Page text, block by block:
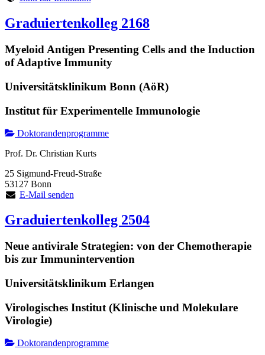
Graduiertenkolleg 2168
Myeloid Antigen Presenting Cells and the Induction
of Adaptive Immunity
Universitätsklinikum Bonn (AöR)
Institut für Experimentelle Immunologie
Doktorandenprogramme
Prof. Dr. Christian Kurts
25 Sigmund-Freud-Straße
53127 Bonn
E-Mail senden
Graduiertenkolleg 2504
Neue antivirale Strategien: von der Chemotherapie
bis zur Immunintervention
Universitätsklinikum Erlangen
Virologisches Institut (Klinische und Molekulare
Virologie)
Doktorandenprogramme